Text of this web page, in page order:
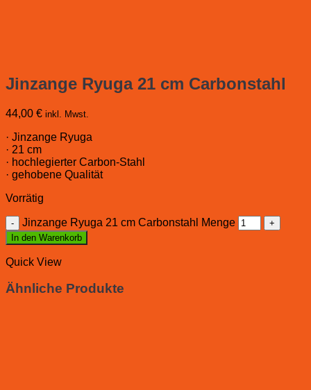
Jinzange Ryuga 21 cm Carbonstahl
44,00 € inkl. Mwst.
· Jinzange Ryuga
· 21 cm
· hochlegierter Carbon-Stahl
· gehobene Qualität
Vorrätig
Jinzange Ryuga 21 cm Carbonstahl Menge
In den Warenkorb
Quick View
Ähnliche Produkte